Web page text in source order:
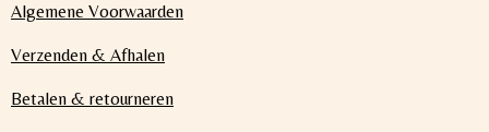
Algemene Voorwaarden
Verzenden & Afhalen
Betalen & retourneren